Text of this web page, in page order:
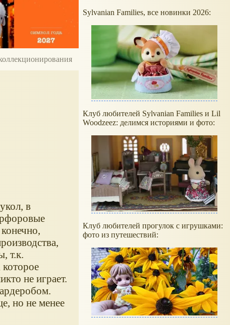
в
т.к.
не играет.
но не менее
Sylvanian Families, все новинки 2026:
Клуб любителей Sylvanian Families и Lil
Woodzeez: делимся историями и фото:
Клуб любителей прогулок с игрушками:
фото из путешествий: